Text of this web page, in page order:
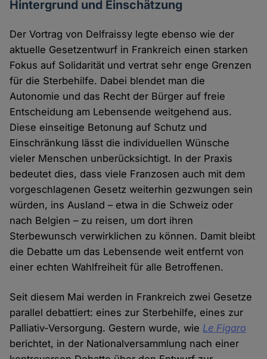
Hintergrund und Einschätzung
Der Vortrag von Delfraissy legte ebenso wie der
aktuelle Gesetzentwurf in Frankreich einen starken
Fokus auf Solidarität und vertrat sehr enge Grenzen
für die Sterbehilfe. Dabei blendet man die
Autonomie und das Recht der Bürger auf freie
Entscheidung am Lebensende weitgehend aus.
Diese einseitige Betonung auf Schutz und
Einschränkung lässt die individuellen Wünsche
vieler Menschen unberücksichtigt. In der Praxis
bedeutet dies, dass viele Franzosen auch mit dem
vorgeschlagenen Gesetz weiterhin gezwungen sein
würden, ins Ausland – etwa in die Schweiz oder
nach Belgien – zu reisen, um dort ihren
Sterbewunsch verwirklichen zu können. Damit bleibt
die Debatte um das Lebensende weit entfernt von
einer echten Wahlfreiheit für alle Betroffenen.
Seit diesem Mai werden in Frankreich zwei Gesetze
parallel debattiert: eines zur Sterbehilfe, eines zur
Palliativ-Versorgung. Gestern wurde, wie Le Figaro
berichtet, in der Nationalversammlung nach einer